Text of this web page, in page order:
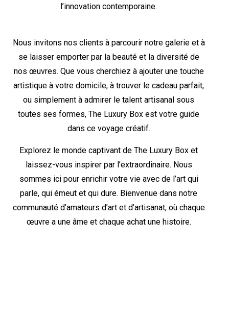
l’innovation contemporaine.
Nous invitons nos clients à parcourir notre galerie et à
se laisser emporter par la beauté et la diversité de
nos œuvres. Que vous cherchiez à ajouter une touche
artistique à votre domicile, à trouver le cadeau parfait,
ou simplement à admirer le talent artisanal sous
toutes ses formes, The Luxury Box est votre guide
dans ce voyage créatif.
Explorez le monde captivant de The Luxury Box et
laissez-vous inspirer par l’extraordinaire. Nous
sommes ici pour enrichir votre vie avec de l’art qui
parle, qui émeut et qui dure. Bienvenue dans notre
communauté d’amateurs d’art et d’artisanat, où chaque
œuvre a une âme et chaque achat une histoire.